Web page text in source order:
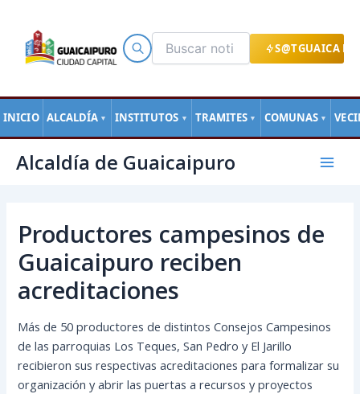
S@TGUAICA
INICIO ALCALDÍA ▼ INSTITUTOS ▼ TRAMITES ▼ COMUNAS ▼
contenido
Alcaldía de Guaicaipuro
Main
Productores campesinos de
Guaicaipuro reciben
acreditaciones
Más de 50 productores de distintos Consejos Campesinos
de las parroquias Los Teques, San Pedro y El Jarillo
recibieron sus respectivas acreditaciones para formalizar su
organización y abrir las puertas a recursos y proyectos
de